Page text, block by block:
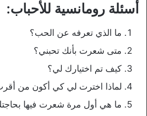
أسئلة رومانسية للأحباب:
ما الذي تعرفه عن الحب؟
متى شعرت بأنك تحبني؟
كيف تم اختيارك لي؟
لماذا اخترت لي كي أكون من
ما هي أول مرة شعرت فيها